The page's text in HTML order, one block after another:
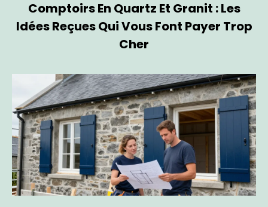
Comptoirs En Quartz Et Granit : Les
Idées Reçues Qui Vous Font Payer Trop
Cher